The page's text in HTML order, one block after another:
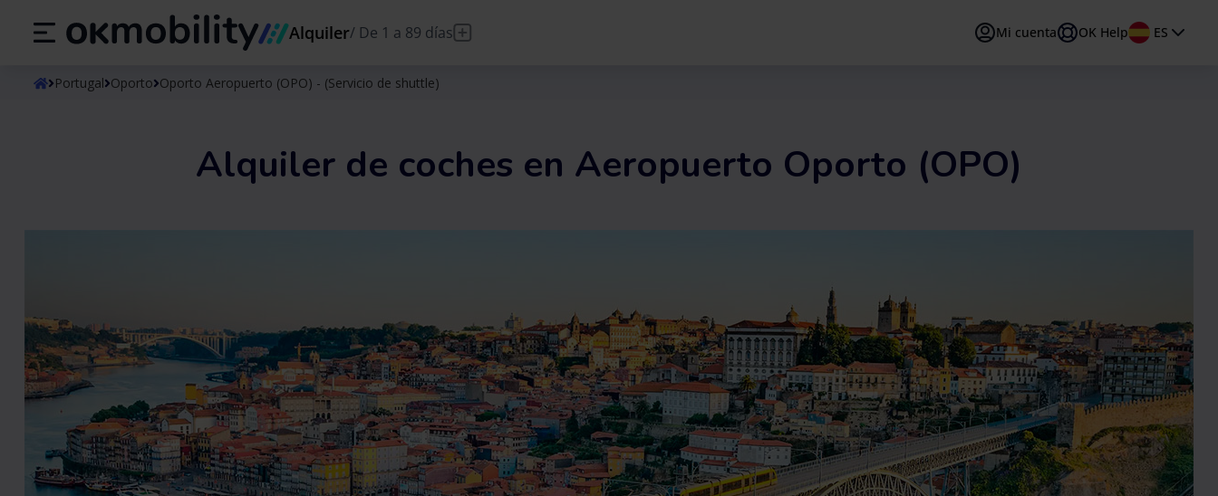
Alquiler/ De 1 a 89 días Mi cuenta OK Help
ES
Portugal Oporto Oporto Aeropuerto (OPO) - (Servicio de shuttle)
Alquiler de coches en Aeropuerto Oporto (OPO)